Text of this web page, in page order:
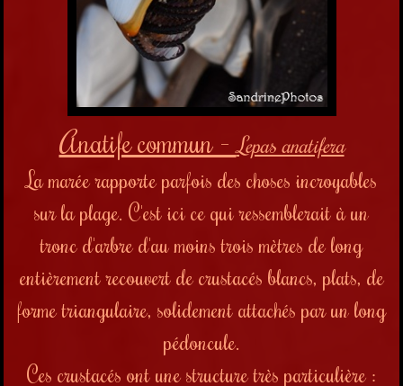
Anatife commun -Lepas anatifera
La marée rapporte parfois des choses incroyables
sur la plage. C'est ici ce qui ressemblerait à un
tronc d'arbre d'au moins trois mètres de long
entièrement recouvert de crustacés blancs, plats, de
forme triangulaire, solidement attachés par un long
pédoncule.
Ces crustacés ont une structure très particulière :